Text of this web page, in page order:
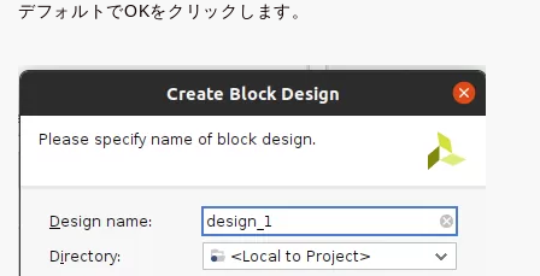
デフォルトでOKをクリックします。